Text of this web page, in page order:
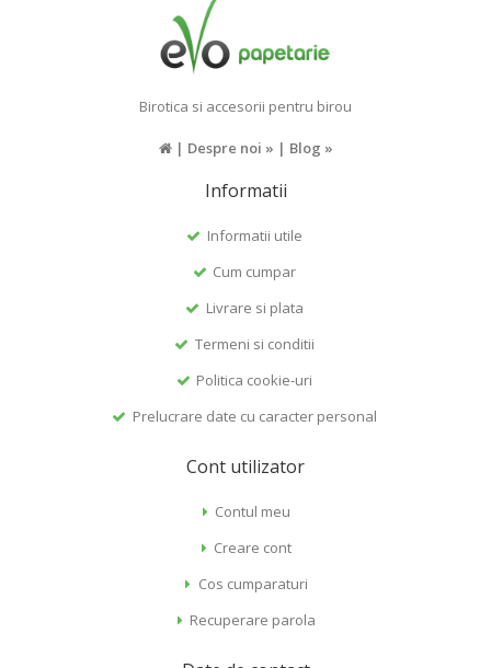
Birotica si accesorii pentru birou
| Despre noi » | Blog »
Informatii
Informatii utile
Cum cumpar
Livrare si plata
Termeni si conditii
Politica cookie-uri
Prelucrare date cu caracter personal
Cont utilizator
Contul meu
Creare cont
Cos cumparaturi
Recuperare parola